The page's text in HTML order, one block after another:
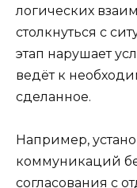
логических
столкнуться с
этап нарушает
ведёт к
сделанное.
Например,
коммуникаций
согласования с